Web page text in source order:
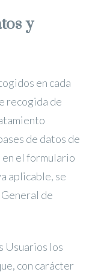
y
en cada
recogida de
de datos de
en el formulario
aplicable, se
de
Usuarios los
con carácter